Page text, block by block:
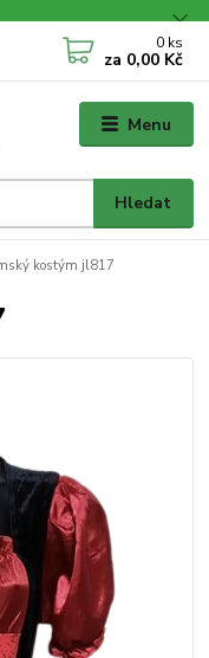
Menu
Hledat
0 ks
za 0,00 Kč
kostým jl817